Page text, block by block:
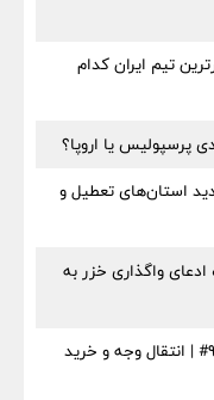
تیم ایران کدام
پرسپولیس یا اروپا؟
| فهرست جدید استان‌های تعطیل و
واگذاری خزر به
نحوه فعال‌سازی کیف پول ایران با کد *98# | انتقال وجه و خرید